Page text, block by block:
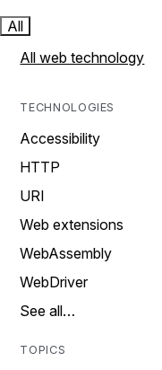
All
All web technology
TECHNOLOGIES
Accessibility
HTTP
URI
Web extensions
WebAssembly
WebDriver
See all…
TOPICS